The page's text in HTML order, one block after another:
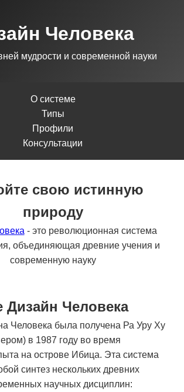
Человека
мудрости и современной науки
О системе
Типы
Профили
Консультации
свою истинную
природу
- это революционная система
объединяющая древние учения и
современную науку
Дизайн Человека
Человека была получена Ра Уру Ху
в 1987 году во время
на острове Ибица. Эта система
синтез нескольких древних
научных дисциплин: